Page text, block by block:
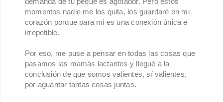
momentos nadie me los quita, los guardaré en mi
corazón porque para mi es una conexión única e
irrepetible.
Por eso, me puse a pensar en todas las cosas que
pasamos las mamás lactantes y llegué a la
conclusión de que somos valientes, sí valientes,
por aguantar tantas cosas juntas.